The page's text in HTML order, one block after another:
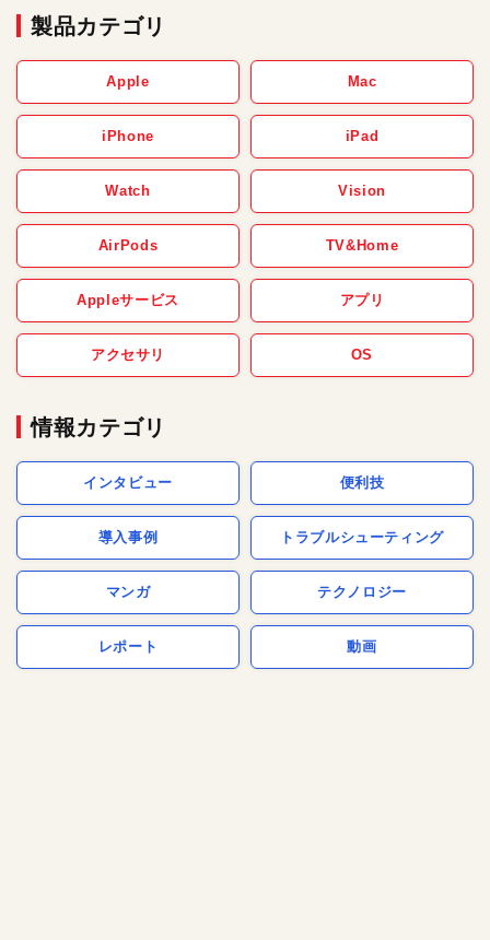
製品カテゴリ
Apple Mac
iPhone iPad
Watch Vision
AirPods TV&Home
Appleサービス アプリ
アクセサリ OS
情報カテゴリ
インタビュー 便利技
導入事例 トラブルシューティング
マンガ テクノロジー
レポート 動画